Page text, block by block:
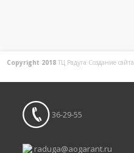
Copyright 2018 ТЦ Радуга Создание сайта
36-29-55
raduga@aogarant.ru